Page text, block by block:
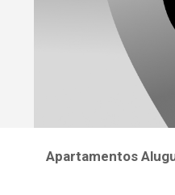
Apartamentos